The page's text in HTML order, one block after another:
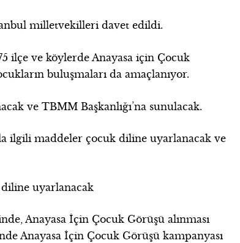
milletvekilleri davet edildi.
ilçe ve köylerde Anayasa için Çocuk
buluşmaları da amaçlanıyor.
ve TBMM Başkanlığı’na sunulacak.
ilgili maddeler çocuk diline uyarlanacak ve
diline uyarlanacak
Anayasa İçin Çocuk Görüşü alınması
Anayasa İçin Çocuk Görüşü kampanyası